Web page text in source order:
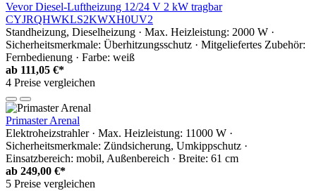
Vevor Diesel-Luftheizung 12/24 V 2 kW tragbar
CYJRQHWKLS2KWXH0UV2
Standheizung, Dieselheizung · Max. Heizleistung: 2000 W ·
Sicherheitsmerkmale: Überhitzungsschutz · Mitgeliefertes Zubehör:
Fernbedienung · Farbe: weiß
ab 111,05 €*
4 Preise vergleichen
Primaster Arenal
Elektroheizstrahler · Max. Heizleistung: 11000 W ·
Sicherheitsmerkmale: Zündsicherung, Umkippschutz ·
Einsatzbereich: mobil, Außenbereich · Breite: 61 cm
ab 249,00 €*
5 Preise vergleichen